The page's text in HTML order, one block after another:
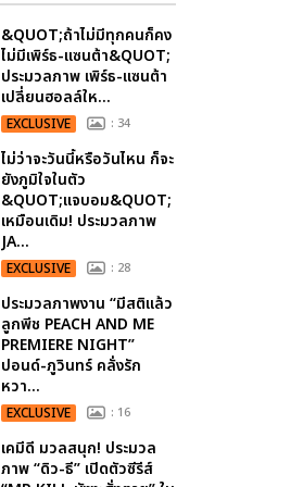
&QUOT;ถ้าไม่มีทุกคนก็คง
ไม่มีเพิร์ธ-แซนต้า&QUOT;
ประมวลภาพ เพิร์ธ-แซนต้า
เปลี่ยนฮอลล์ให...
EXCLUSIVE : 34
ไม่ว่าจะวันนี้หรือวันไหน ก็จะ
ยังภูมิใจในตัว
&QUOT;แจบอม&QUOT;
เหมือนเดิม! ประมวลภาพ
JA...
EXCLUSIVE : 28
ประมวลภาพงาน “มีสติแล้ว
ลูกพีช PEACH AND ME
PREMIERE NIGHT”
ปอนด์-ภูวินทร์ คลั่งรัก
หวา...
EXCLUSIVE : 16
เคมีดี มวลสนุก! ประมวล
ภาพ “ดิว-ธี” เปิดตัวซีรีส์